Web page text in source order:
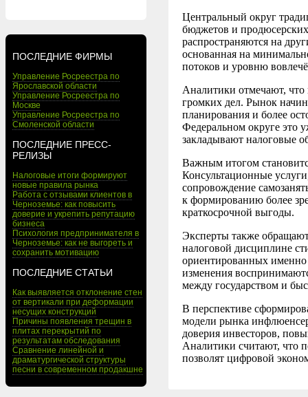
ПОСЛЕДНИЕ ФИРМЫ
Управление Росреестра по
Ярославской области
Управление Росреестра по
Москве
Управление Росреестра по
Смоленской области
ПОСЛЕДНИЕ ПРЕСС-
РЕЛИЗЫ
Налоговые итоги формируют
новые правила рынка
Работа с отзывами клиентов в
Черноземье: как повысить
доверие и укрепить репутацию
бизнеса
Психология предпринимателя в
Черноземье: как не выгореть и
сохранить мотивацию
ПОСЛЕДНИЕ СТАТЬИ
Как выявляется отклонение стен
от вертикали при деформации
несущих конструкций
Причины появления трещин в
плитах перекрытий по
результатам обследования
Сравнение линейной и
драматургической структуры
песни в современном продакшне
Центральный округ
бюджетов и
распространяются на
основанная на
потоков и уровню
Аналитики отмечают, что
громких дел. Рынок
планирования и более
Федеральном округе это
закладывают налоговые
Важным итогом
Консультационные
сопровождение
к формированию более
краткосрочной выгоды.
Эксперты также
налоговой дисциплине
ориентированных именно
изменения
между государством и
В перспективе
модели рынка
доверия инвесторов,
Аналитики считают, что
позволят цифровой